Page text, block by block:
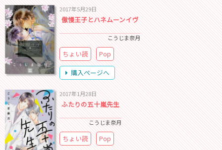
2017年5月29日
傲慢王子とハネムーンイヴ
こうじま奈月
ちょい読
Pop
購入ページへ
2017年1月28日
ふたりの五十嵐先生
こうじま奈月
ちょい読
Pop